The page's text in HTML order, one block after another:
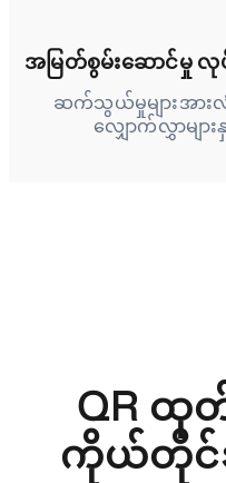
အမြတ်စွမ်းဆောင်မှု
ဆက်သွယ်မှုများအားလုံ
လျှောက်လွှာမျာ
QR
ကိုယ်တိုင်